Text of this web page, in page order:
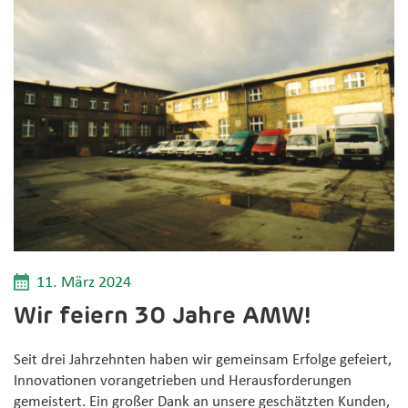
11. März 2024
Wir feiern 30 Jahre AMW!
Seit drei Jahrzehnten haben wir gemeinsam Erfolge gefeiert,
Innovationen vorangetrieben und Herausforderungen
gemeistert. Ein großer Dank an unsere geschätzten Kunden,